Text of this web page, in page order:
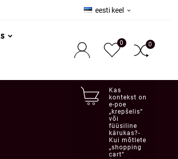
eesti keel 
0 0
Kas
kontekst on
e-poe
„krepšelis“
või
füüsiline
kärukas?-
Kui mõtlete
„shopping
cart“